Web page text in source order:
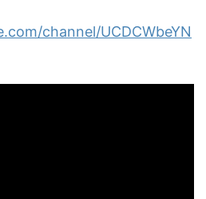
channel/UCDCWbeYN